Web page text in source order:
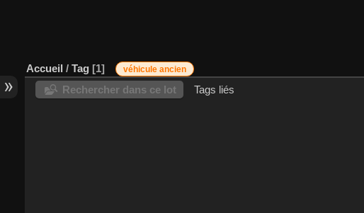
Accueil / Tag 1 véhicule ancien
Rechercher dans ce lot Tags liés